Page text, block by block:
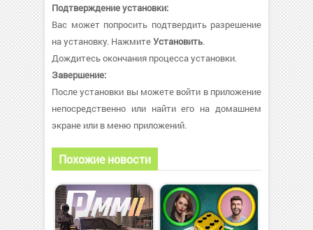
Подтверждение установки:
Вас может попросить подтвердить разрешение
на установку. НажмитеУстановить.
Дождитесь окончания процесса установки.
Завершение:
После установки вы можете войти в приложение
непосредственно или найти его на домашнем
экране или в меню приложений.
Похожие новости